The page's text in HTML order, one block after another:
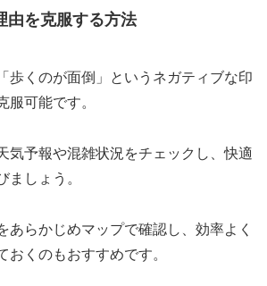
由を克服する方法
歩くのが面倒」というネガティブな印
服可能です。
気予報や混雑状況をチェックし、快適
ましょう。
あらかじめマップで確認し、効率よく
おくのもおすすめです。